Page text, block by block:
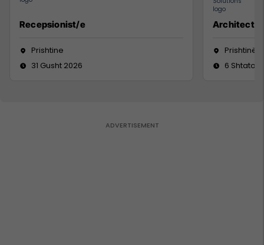
Recepsionist/e
Prishtine
31 Gusht 2026
Architect
Prishtinë
6 Shtator